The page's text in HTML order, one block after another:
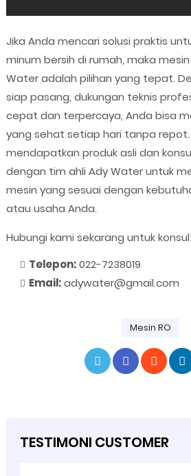
Jika Anda mencari solusi praktis
minum bersih di rumah, maka
Water adalah pilihan yang tepat.
siap pasang, dukungan teknis
cepat dan terpercaya, Anda bisa
yang sehat setiap hari tanpa repot.
mendapatkan produk asli dan
dengan tim ahli Ady Water untuk
mesin yang sesuai dengan
atau usaha Anda.
Hubungi kami sekarang untuk
Telepon:022-7238019
Email:adywater@gmail.com
Mesin RO
TESTIMONI CUSTOMER